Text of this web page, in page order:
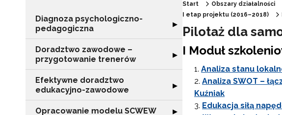
Diagnoza psychologiczno-
pedagogiczna
Rozwiń sekcję "Diagnoza
▶
Doradztwo zawodowe –
przygotowanie trenerów
Rozwiń sekcję "Doradztwo
▶
Efektywne doradztwo
edukacyjno-zawodowe
Rozwiń sekcję "Efektywne
▶
Opracowanie modelu SCWEW Rozwiń sekcję "Opracowanie
▶
Start Obszary działalności
I etap projektu (2016–2018)
Pilotaż dla
I Moduł
Analiza stanu
Analiza SWOT –
Kuźniak
Edukacja siłą